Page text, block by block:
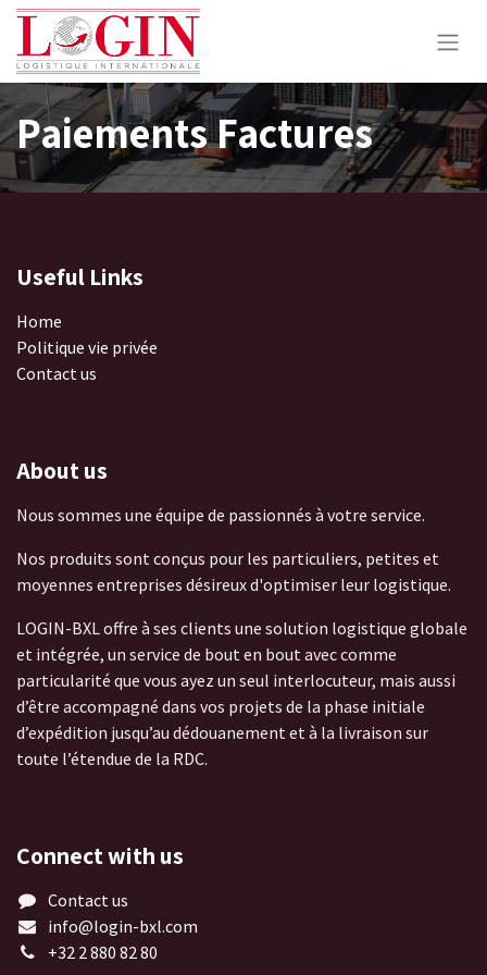
Paiements Factures
Useful Links
Home
Politique vie privée
Contact us
About us
Nous sommes une équipe de passionnés à votre service.
Nos produits sont conçus pour les particuliers, petites et
moyennes entreprises désireux d'optimiser leur logistique.
LOGIN-BXL offre à ses clients une solution logistique globale
et intégrée, un service de bout en bout avec comme
particularité que vous ayez un seul interlocuteur, mais aussi
d’être accompagné dans vos projets de la phase initiale
d’expédition jusqu’au dédouanement et à la livraison sur
toute l’étendue de la RDC.
Connect with us
Contact us
info@login-bxl.com
+32 2 880 82 80